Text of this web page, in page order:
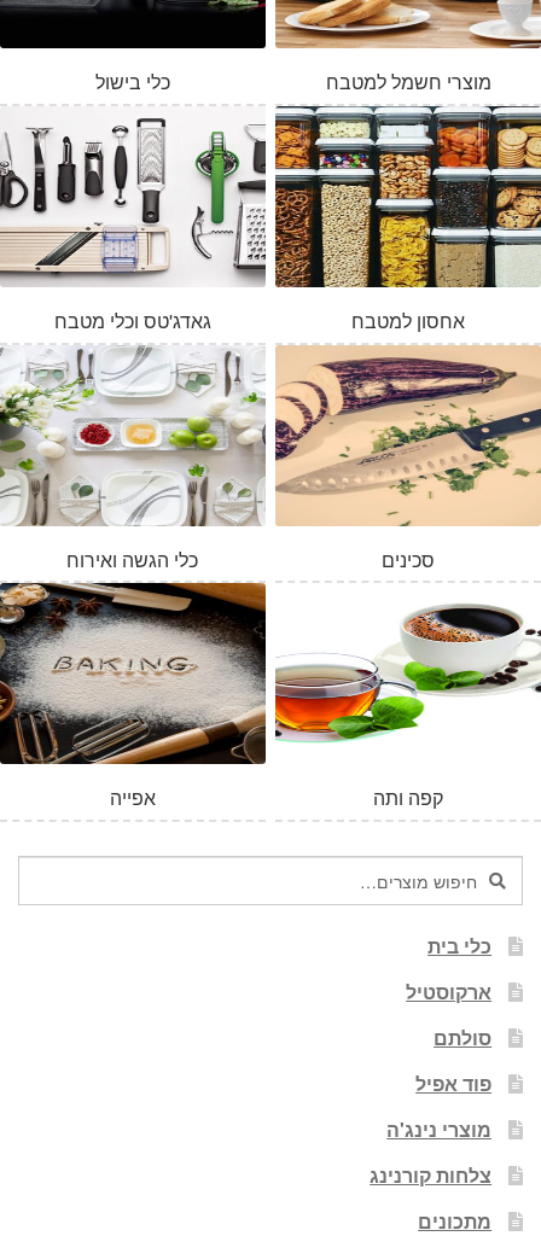
המלאי אזל
כלי בישול מוצרי חשמל למטבח
גאדג'טס וכלי מטבח אחסון למטבח
כלי הגשה ואירוח סכינים
אפייה קפה ותה
חיפוש
עבור:
חיפוש
כלי בית
ארקוסטיל
סולתם
פוד אפיל
מוצרי נינג'ה
צלחות קורנינג
מתכונים